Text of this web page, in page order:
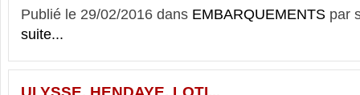
Publié le 29/02/2016 dans EMBARQUEMENTS par
suite...